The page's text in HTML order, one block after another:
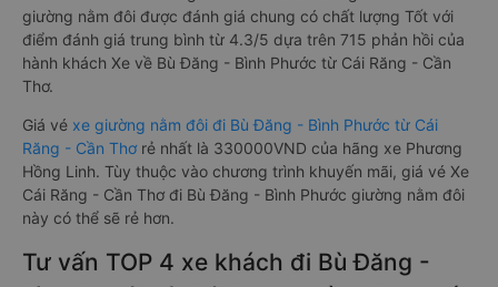
khách suốt hành trình.
Xe Cái Răng - Cần Thơ Bù Đăng - Bình Phước giường nằm đôi
tốt nhất: Xe từ Cái Răng - Cần Thơ đi Bù Đăng - Bình Phước
giường nằm đôi được đánh giá chung có chất lượng Tốt với
điểm đánh giá trung bình từ 4.3/5 dựa trên 715 phản hồi của
hành khách Xe về Bù Đăng - Bình Phước từ Cái Răng - Cần
Thơ.
Giá vé xe giường nằm đôi đi Bù Đăng - Bình Phước từ Cái
Răng - Cần Thơ rẻ nhất là 330000VND của hãng xe Phương
Hồng Linh. Tùy thuộc vào chương trình khuyến mãi, giá vé Xe
Cái Răng - Cần Thơ đi Bù Đăng - Bình Phước giường nằm đôi